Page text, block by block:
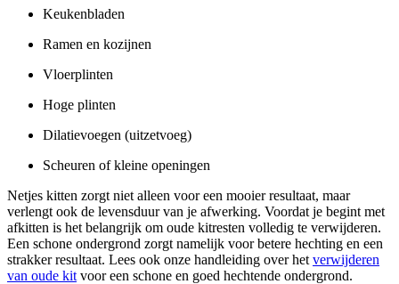
Keukenbladen
Ramen en kozijnen
Vloerplinten
Hoge plinten
Dilatievoegen (uitzetvoeg)
Scheuren of kleine openingen
Netjes kitten zorgt niet alleen voor een mooier resultaat, maar
verlengt ook de levensduur van je afwerking. Voordat je begint met
afkitten is het belangrijk om oude kitresten volledig te verwijderen.
Een schone ondergrond zorgt namelijk voor betere hechting en een
strakker resultaat. Lees ook onze handleiding over het verwijderen
van oude kit voor een schone en goed hechtende ondergrond.